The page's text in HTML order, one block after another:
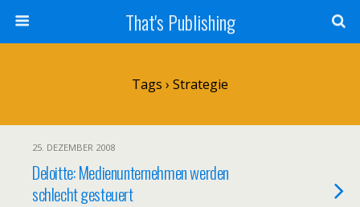
That's Publishing
Tags › Strategie
25. DEZEMBER 2008
Deloitte: Medienunternehmen werden
schlecht gesteuert